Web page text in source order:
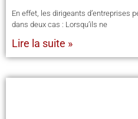
En effet, les dirigeants d’entreprises
dans deux cas : Lorsqu’ils ne
Lire la suite »